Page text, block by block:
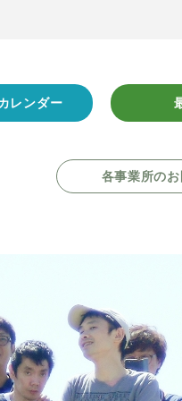
レンダー
各事業所の